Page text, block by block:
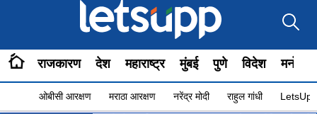
राजकारण देश महाराष्ट्र मुंबई पुणे विदेश
ओबीसी आरक्षण मराठा आरक्षण नरेंद्र मोदी राहुल गांधी